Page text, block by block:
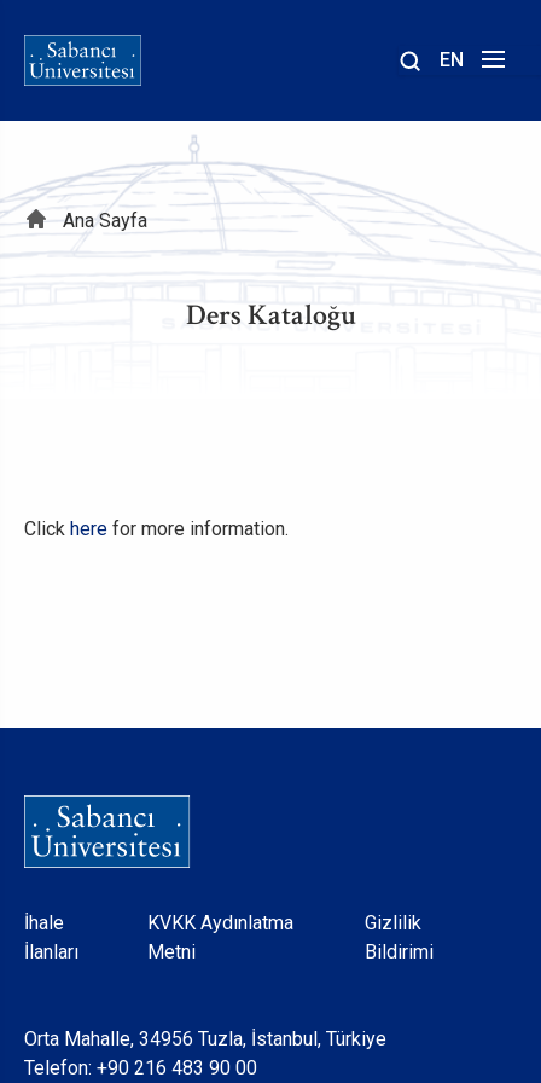
EN
Sayfa
yolu
Ana Sayfa
Ders Kataloğu
Click here for more information.
Dipnot
İhale
İlanları
KVKK Aydınlatma
Metni
Gizlilik
Bildirimi
Orta Mahalle, 34956 Tuzla, İstanbul, Türkiye
Telefon: +90 216 483 90 00